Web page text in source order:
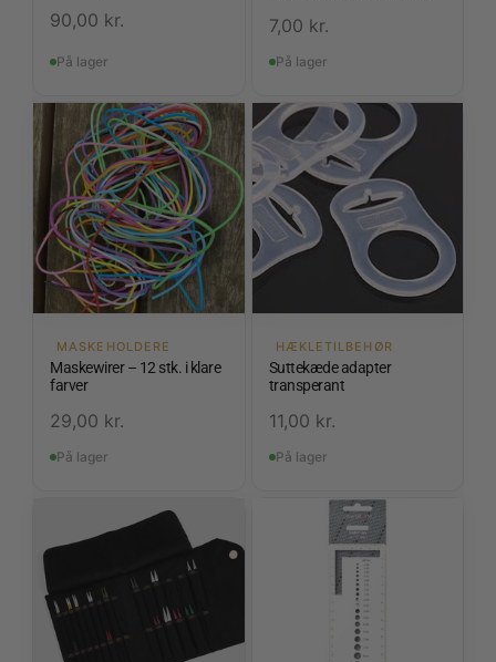
90,00 kr.
På lager
7,00 kr.
På lager
MASKEHOLDERE
Maskewirer – 12 stk. i klare
farver
29,00 kr.
På lager
HÆKLETILBEHØR
Suttekæde adapter
transperant
11,00 kr.
På lager